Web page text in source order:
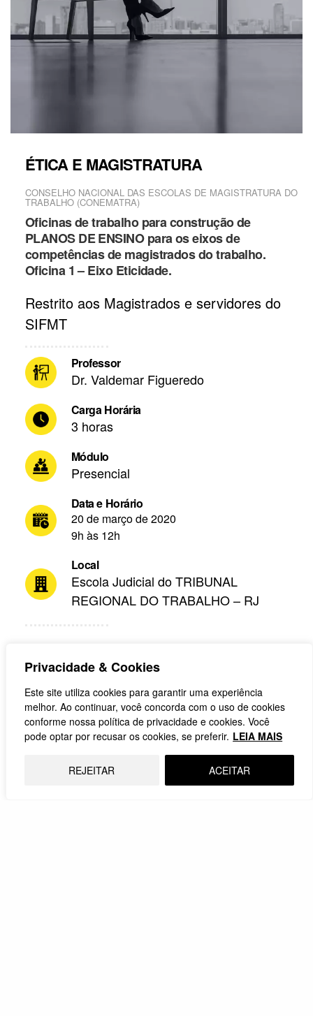
Privacidade & Cookies
Este site utiliza cookies para garantir uma experiência
melhor. Ao continuar, você concorda com o uso de cookies
conforme nossa política de privacidade e cookies. Você
pode optar por recusar os cookies, se preferir. LEIA MAIS
REJEITAR ACEITAR
ÉTICA E MAGISTRATURA
CONSELHO NACIONAL DAS ESCOLAS DE MAGISTRATURA DO
TRABALHO (CONEMATRA)
Oficinas de trabalho para construção de
PLANOS DE ENSINO para os eixos de
competências de magistrados do trabalho.
Oficina 1 – Eixo Eticidade.
Restrito aos Magistrados e servidores do
SIFMT
Professor
Dr. Valdemar Figueredo
Carga Horária
3 horas
Módulo
Presencial
Data e Horário
20 de março de 2020
9h às 12h
Local
Escola Judicial do TRIBUNAL
REGIONAL DO TRABALHO – RJ